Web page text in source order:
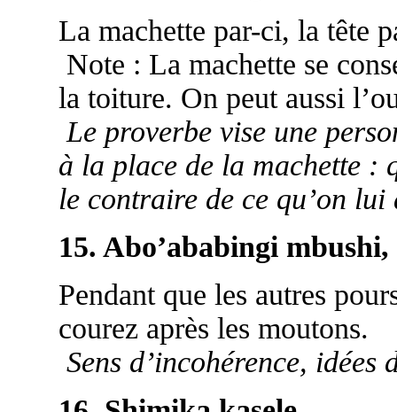
La machette par-ci, la tête
Note : La machette se
la toiture. On peut aussi
Le proverbe vise une
à la place de la machette :
le contraire de ce qu’on lui
15. Abo’ababingi
Pendant que les autres
courez après les moutons.
Sens d’incohérence, idées